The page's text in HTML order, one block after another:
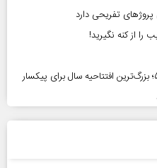
پروژهای تفریحی دارد
از کنه نگیرید!